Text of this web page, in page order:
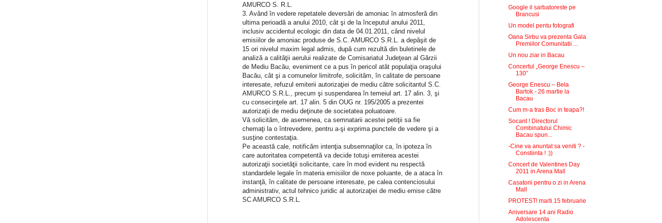
AMURCO S. R.L.
3. Având în vedere repetatele deversări de amoniac în atmosferă din
ultima perioadă a anului 2010, cât şi de la începutul anului 2011,
inclusiv accidentul ecologic din data de 04.01.2011, când nivelul
emisiilor de amoniac produse de S.C. AMURCO S.R.L. a depăşit de
15 ori nivelul maxim legal admis, după cum rezultă din buletinele de
analiză a calităţii aerului realizate de Comisariatul Judeţean al Gărzii
de Mediu Bacău, eveniment ce a pus în pericol atât populaţia oraşului
Bacău, cât şi a comunelor limitrofe, solicităm, în calitate de persoane
interesate, refuzul emiterii autorizaţiei de mediu către solicitantul S.C.
AMURCO S.R.L., precum şi suspendarea în temeiul art. 17 alin. 3, şi
cu consecinţele art. 17 alin. 5 din OUG nr. 195/2005 a prezentei
autorizaţii de mediu deţinute de societatea poluatoare.
Vă solicităm, de asemenea, ca semnatarii acestei petiţii sa fie
chemaţi la o întrevedere, pentru a-şi exprima punctele de vedere şi a
susţine contestaţia.
Pe această cale, notificăm intenţia subsemnaţilor ca, în ipoteza în
care autoritatea competentă va decide totuşi emiterea acestei
autorizaţii societăţii solicitante, care în mod evident nu respectă
standardele legale în materia emisiilor de noxe poluante, de a ataca în
instanţă, în calitate de persoane interesate, pe calea contenciosului
administrativ, actul tehnico juridic al autorizaţiei de mediu emise către
SC AMURCO S.R.L.
Google il sarbatoreste pe
Brancusi
Un model pentu fotografi
Oana Sirbu va prezenta Gala
Premiilor Comunitatii ...
Un nou ziar in Bacau
Concertul „George Enescu –
130”
George Enescu – Bela
Bartok - 26 martie la
Bacau
Cum m-a tras Boc in teapa?!
Socant ! Directorul
Combinatului Chimic
Bacau spun...
-Cine va anuntat sa veniti ? -
Constiinta ! :))
Concert de Valentines Day
2011 in Arena Mall
Casatorii pentru o zi in Arena
Mall
PROTEST! marti 15 februarie
Aniversare 14 ani Radio
Adolescenta